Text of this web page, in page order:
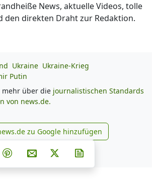
News, aktuelle Videos, tolle
den direkten Draht zur Redaktion.
Ukraine Ukraine-Krieg
Putin
mehr über die journalistischen Standards
von news.de.
news.de zu Google
zu Google hinzufügen
Teilen auf Facebook
Teilen auf Whatsapp
Teilen auf Telegram
Teilen auf Pinterest
Per E-Mail teilen
Post auf X